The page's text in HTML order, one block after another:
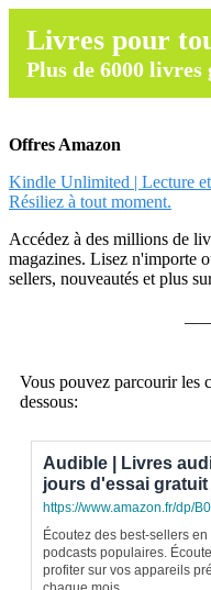
Livres pour
Plus de 6000
Offres Amazon
Kindle Unlimited | Lecture
Résiliez à tout moment.
Accédez à des millions de
magazines. Lisez n'importe
sellers, nouveautés et plus
Vous pouvez parcourir les
dessous:
Audible | Livres
jours d'essai gratuit
https://www.amazon.fr/dp/
Écoutez des best-sellers
podcasts populaires.
profiter sur vos appareils